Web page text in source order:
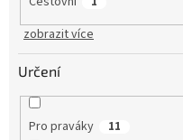
zobrazit více
Určení
Pro praváky 11